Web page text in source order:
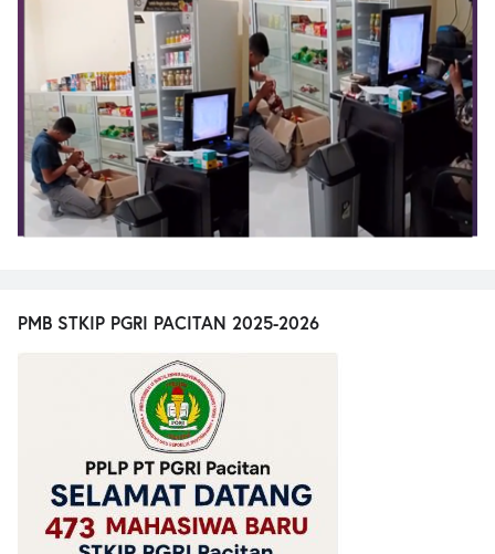
PMB STKIP PGRI PACITAN 2025-2026